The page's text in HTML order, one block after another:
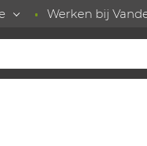
Werken bij